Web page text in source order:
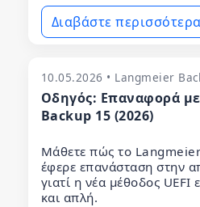
Διαβάστε περισσότερα
10.05.2026 • Langmeier
Οδηγός: Επαναφορά
Backup 15 (2026)
Μάθετε πώς το
έφερε επανάσταση στην
γιατί η νέα μέθοδος UEFI
και απλή.